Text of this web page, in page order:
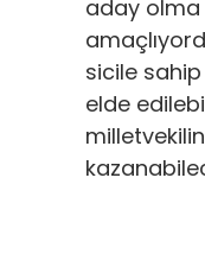
aday olma
sicile
elde